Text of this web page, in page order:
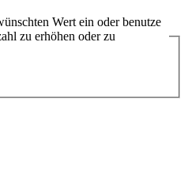
Wert ein oder benutze
zu erhöhen oder zu